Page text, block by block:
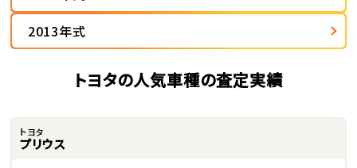
2013年式
トヨタの人気車種の査定実績
トヨタ
プリウス